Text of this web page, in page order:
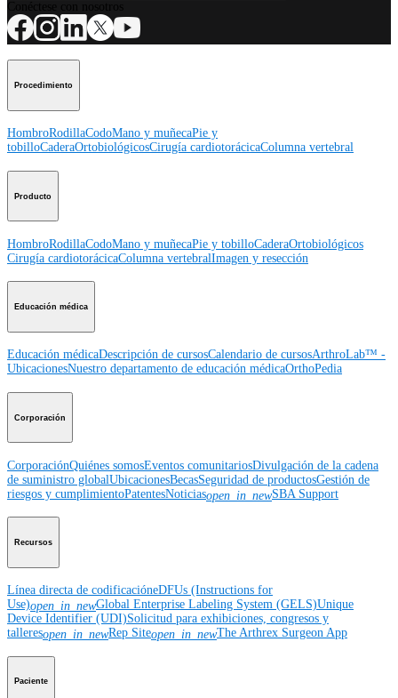
Procedimiento
HombroRodillaCodoMano y muñecaPie y
tobilloCaderaOrtobiológicosCirugía cardiotorácicaColumna vertebral
Producto
HombroRodillaCodoMano y muñecaPie y tobilloCaderaOrtobiológicos
Cirugía cardiotorácicaColumna vertebralImagen y resección
Educación médica
Educación médicaDescripción de cursosCalendario de cursosArthroLab™ -
UbicacionesNuestro departamento de educación médicaOrthoPedia
Corporación
CorporaciónQuiénes somosEventos comunitariosDivulgación de la cadena
de suministro globalUbicacionesBecasSeguridad de productosGestión de
riesgos y cumplimientoPatentesNoticiasopen_in_newSBA Support
Recursos
Línea directa de codificacióneDFUs (Instructions for
Use)open_in_newGlobal Enterprise Labeling System (GELS)Unique
Device Identifier (UDI)Solicitud para exhibiciones, congresos y
talleresopen_in_newRep Siteopen_in_newThe Arthrex Surgeon App
Paciente